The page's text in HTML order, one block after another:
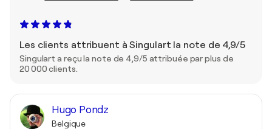
Les clients attribuent à Singulart la note de 4,9/5
Singulart a reçu la note de 4,9/5 attribuée par plus de
20 000 clients.
Hugo Pondz
Belgique